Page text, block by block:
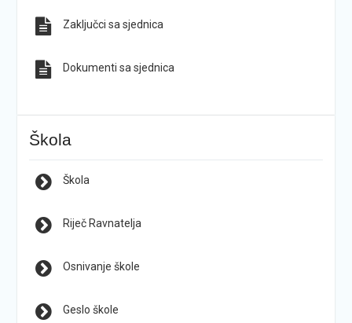
Zaključci sa sjednica
Dokumenti sa sjednica
Škola
Škola
Riječ Ravnatelja
Osnivanje škole
Geslo škole